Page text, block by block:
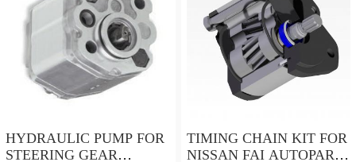
HYDRAULIC PUMP FOR
STEERING GEAR
TIMING CHAIN KIT FOR
NISSAN FAI AUTOPARTS